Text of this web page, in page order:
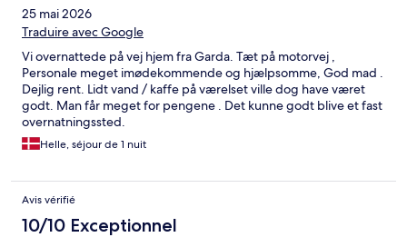
25 mai 2026
Traduire avec Google
Vi overnattede på vej hjem fra Garda. Tæt på motorvej ,
Personale meget imødekommende og hjælpsomme, God mad .
Dejlig rent. Lidt vand / kaffe på værelset ville dog have været
godt. Man får meget for pengene . Det kunne godt blive et fast
overnatningssted.
Helle, séjour de 1 nuit
Avis vérifié
10/10 Exceptionnel